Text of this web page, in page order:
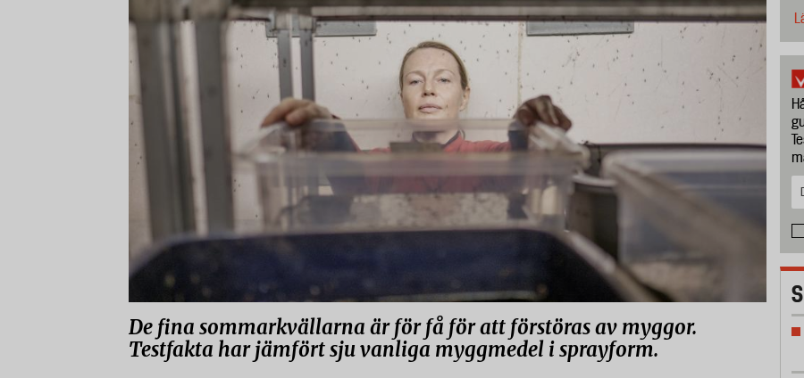
De fina sommarkvällarna är för få för att förstöras av myggor.
Testfakta har jämfört sju vanliga myggmedel i sprayform.